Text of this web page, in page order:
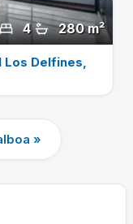
280 m²
4
Los Delfines,
»